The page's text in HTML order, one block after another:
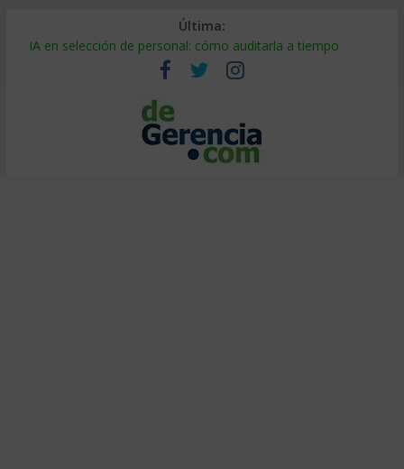
Última:
IA en selección de personal: cómo auditarla a tiempo
Trabajo forzoso en la cadena de suministro: qué hacer
Mercado hispano de EE. UU.: cómo segmentarlo y venderle
Stablecoins para empresas: cómo pagar y cobrar en 2026
Despido silencioso: qué es y por qué sale tan caro